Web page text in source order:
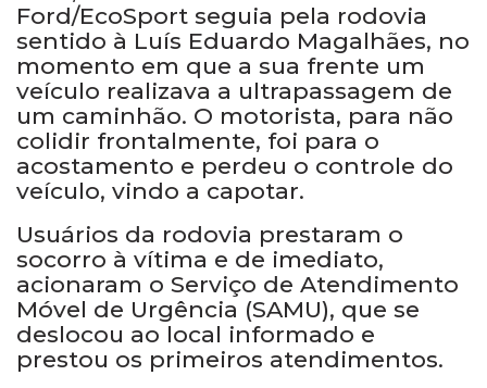
Ford/EcoSport seguia pela rodovia
sentido à Luís Eduardo Magalhães, no
momento em que a sua frente um
veículo realizava a ultrapassagem de
um caminhão. O motorista, para não
colidir frontalmente, foi para o
acostamento e perdeu o controle do
veículo, vindo a capotar.
Usuários da rodovia prestaram o
socorro à vítima e de imediato,
acionaram o Serviço de Atendimento
Móvel de Urgência (SAMU), que se
deslocou ao local informado e
prestou os primeiros atendimentos.